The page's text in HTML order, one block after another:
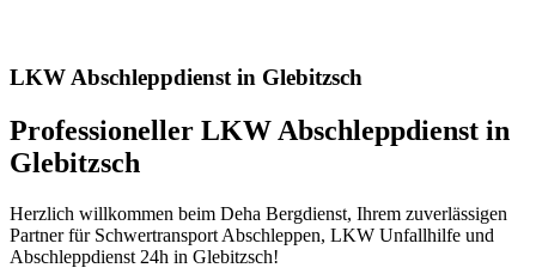
LKW Abschleppdienst in Glebitzsch
Professioneller LKW Abschleppdienst in
Glebitzsch
Herzlich willkommen beim Deha Bergdienst, Ihrem zuverlässigen
Partner für Schwertransport Abschleppen, LKW Unfallhilfe und
Abschleppdienst 24h in Glebitzsch!